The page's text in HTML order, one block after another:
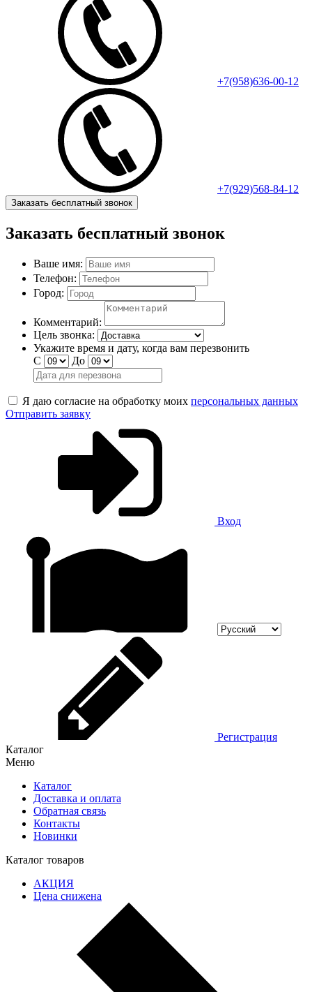
+7(958)636-00-12
+7(929)568-84-12
Заказать бесплатный звонок
Заказать бесплатный звонок
Ваше имя:
Телефон:
Город:
Комментарий:
Цель звонка:
Укажите время и дату, когда вам перезвонить
С
До
Я даю согласие на обработку моих персональных данных
Отправить заявку
Вход
Регистрация
Каталог
Меню
Каталог
Доставка и оплата
Обратная связь
Контакты
Новинки
Каталог товаров
АКЦИЯ
Цена снижена